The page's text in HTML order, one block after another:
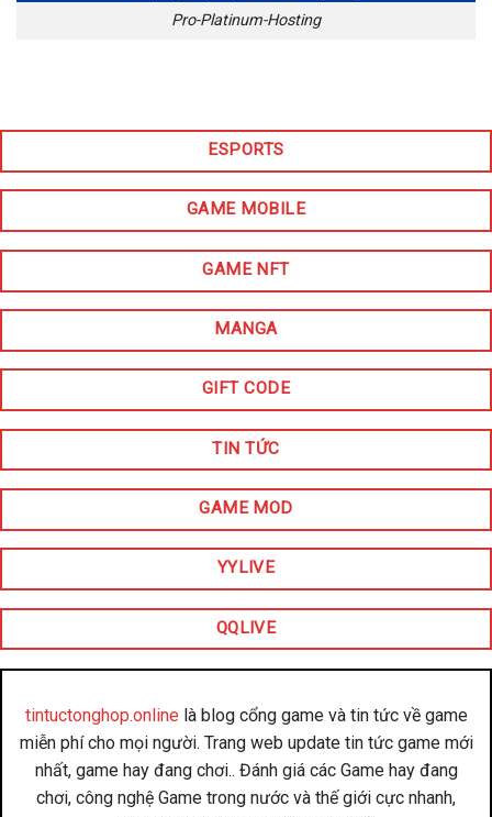
Pro-Platinum-Hosting
ESPORTS
GAME MOBILE
GAME NFT
MANGA
GIFT CODE
TIN TỨC
GAME MOD
YYLIVE
QQLIVE
tintuctonghop.online là blog cổng game và tin tức về game
miễn phí cho mọi người. Trang web update tin tức game mới
nhất, game hay đang chơi.. Đánh giá các Game hay đang
chơi, công nghệ Game trong nước và thế giới cực nhanh,